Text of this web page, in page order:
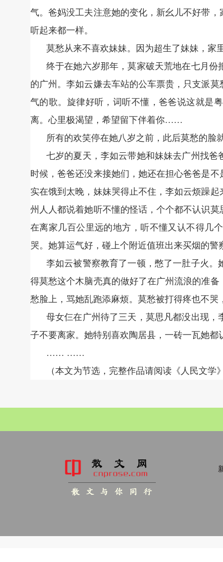
气。爸妈没工夫注意她的变化，新幺儿不好带
听起来都一样。
莫愁从来不喜欢妹妹。因为超生了妹妹，家
终于在她六岁那年，莫家破天荒地在七月
的广州。李如云嫌去车站的公车票贵，只支派
气的歌。旋律好听，词听不懂，爸爸说这就是
离。心里极渴望，希望留下伴着你……
所有的欢笑停在她八岁之前，此后莫愁的脸
七岁的夏天，李如云带她和妹妹去广州找
时候，爸爸还没来接她们，她还在担心爸爸是
实在饿到太晚，妹妹哭得止不住，李如云烦躁
州人人都说着她听不懂的怪话，个个都不认识
在离家几百公里远的地方，听不懂又认不得几
哭。她算运气好，碰上个附近值班出来买烟的警
李如云被警察教育了一顿，憋了一肚子火
得莫愁这个木脑壳真的做好了在广州流浪的准
愁脸上，骂她乱跑添麻烦。莫愁被打得疼也不
母女仨在广州待了三天，莫思凡都没出现
子不要离家。她特别喜欢陶居县，一砖一瓦她都
…… ……
（本文为节选，完整作品请阅读《人民文学
散 文 与 你 同 行